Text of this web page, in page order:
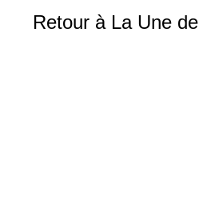
Retour à La Une de